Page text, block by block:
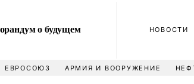
о будущем
НОВОСТИ
ЕВРОСОЮЗ АРМИЯ И ВООРУЖЕНИЕ